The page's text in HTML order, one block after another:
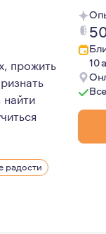
10
прожить
себе, про
радости